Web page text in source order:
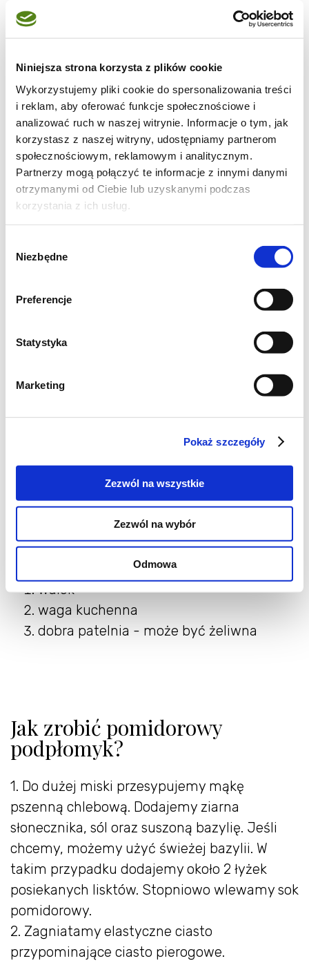
Niniejsza strona korzysta z plików cookie
Wykorzystujemy pliki cookie do spersonalizowania treści
i reklam, aby oferować funkcje społecznościowe i
analizować ruch w naszej witrynie. Informacje o tym, jak
korzystasz z naszej witryny, udostępniamy partnerom
społecznościowym, reklamowym i analitycznym.
Partnerzy mogą połączyć te informacje z innymi danymi
otrzymanymi od Ciebie lub uzyskanymi podczas
korzystania z ich usług.
zgody
Niezbędne
Preferencje
Statystyka
Marketing
Pokaż szczegóły
Zezwól na wszystkie
Zezwól na wybór
Odmowa
domową wersję chrupkiego pieczywa
z dodatkiem suszonych pomidorów oraz
ziaren. A dla wielbicieli podpłomyków świetny
będzie przepis na szybkie podpłomyki.
Czas wypieku: 5 min.
podpłomyk:
oliwa - 1 łyżka
soku pomidorowego - 250 ml
suszonej bazylii - 1 łyżeczki
mąka pszenna chlebowa - 300 g
wałek
waga kuchenna
dobra patelnia - może być żeliwna
Jak zrobić pomidorowy
podpłomyk?
1. Do dużej miski przesypujemy mąkę
pszenną chlebową. Dodajemy ziarna
słonecznika, sól oraz suszoną bazylię. Jeśli
chcemy, możemy użyć świeżej bazylii. W
takim przypadku dodajemy około 2 łyżek
posiekanych lisktów. Stopniowo wlewamy sok
pomidorowy.
2. Zagniatamy elastyczne ciasto
przypominające ciasto pierogowe.